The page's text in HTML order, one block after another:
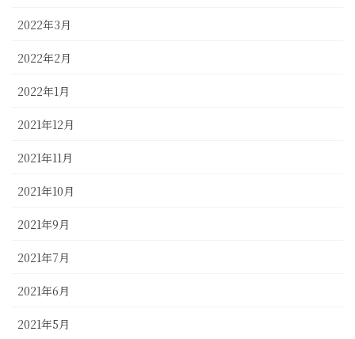
2022年3月
2022年2月
2022年1月
2021年12月
2021年11月
2021年10月
2021年9月
2021年7月
2021年6月
2021年5月